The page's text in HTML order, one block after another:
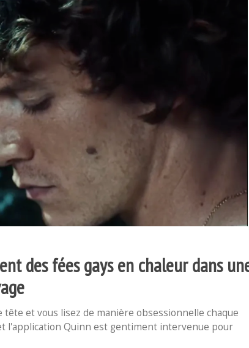
des fées gays en chaleur dans
et vous lisez de manière obsessionnelle chaque
l'application Quinn est gentiment intervenue pour